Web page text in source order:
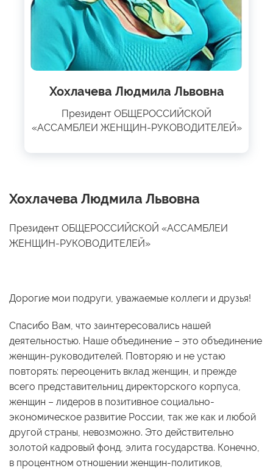
Хохлачева Людмила Львовна
Президент ОБЩЕРОССИЙСКОЙ
«АССАМБЛЕИ ЖЕНЩИН-РУКОВОДИТЕЛЕЙ»
Хохлачева Людмила Львовна
Президент ОБЩЕРОССИЙСКОЙ «АССАМБЛЕИ
ЖЕНЩИН-РУКОВОДИТЕЛЕЙ»
Дорогие мои подруги, уважаемые коллеги и друзья!
Спасибо Вам, что заинтересовались нашей
деятельностью. Наше объединение – это объединение
женщин-руководителей. Повторяю и не устаю
повторять: переоценить вклад женщин, и прежде
всего представительниц директорского корпуса,
женщин – лидеров в позитивное социально-
экономическое развитие России, так же как и любой
другой страны, невозможно. Это действительно
золотой кадровый фонд, элита государства. Конечно,
в процентном отношении женщин-политиков,